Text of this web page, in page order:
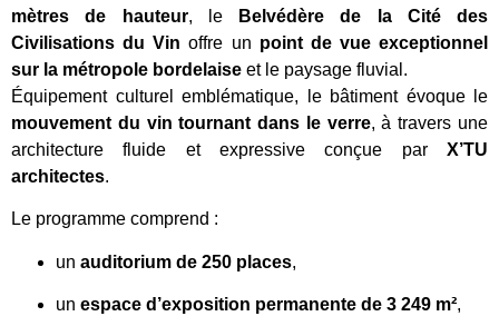
mètres de hauteur, le
Belvédère de la Cité des
Civilisations du Vin offre un point de vue exceptionnel
sur la métropole bordelaise et le paysage fluvial.
Équipement culturel emblématique, le bâtiment évoque le
mouvement du vin tournant dans le verre, à travers une
architecture fluide et expressive conçue par X’TU
architectes.
Le programme comprend :
un auditorium de 250 places,
un espace d’exposition permanente de 3 249 m²,